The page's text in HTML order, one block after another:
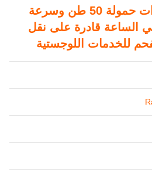
عربة سكك حديدية ذات حمولة 50 طن وسرعة
في الساعة قادرة على نقل
للخدمات اللوجستية